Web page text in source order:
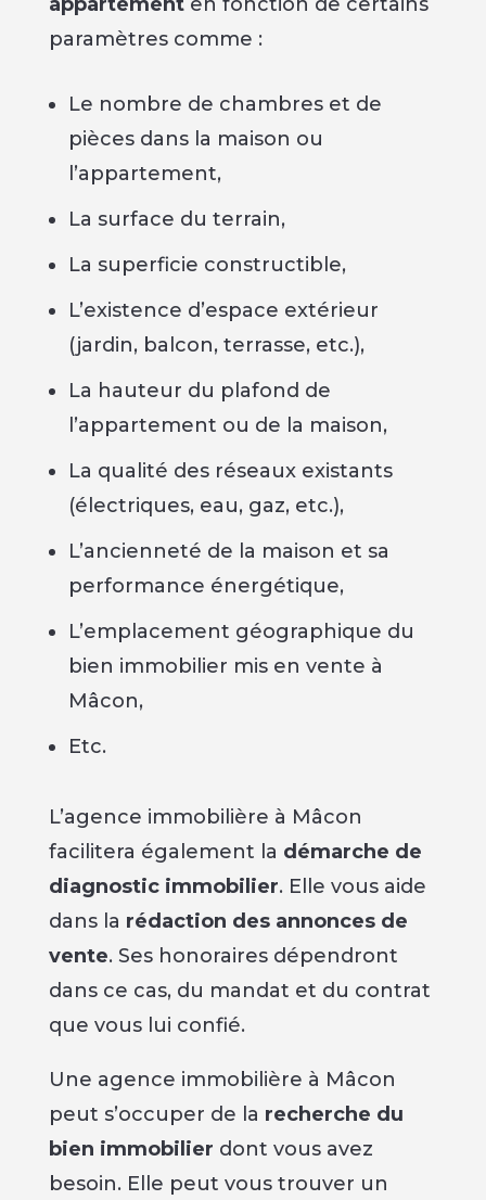
paramètres comme :
Le nombre de chambres et de
pièces dans la maison ou
l’appartement,
La surface du terrain,
La superficie constructible,
L’existence d’espace extérieur
(jardin, balcon, terrasse, etc.),
La hauteur du plafond de
l’appartement ou de la maison,
La qualité des réseaux existants
(électriques, eau, gaz, etc.),
L’ancienneté de la maison et sa
performance énergétique,
L’emplacement géographique du
bien immobilier mis en vente à
Mâcon,
Etc.
L’agence immobilière à Mâcon
facilitera également la démarche de
diagnostic immobilier. Elle vous aide
dans la rédaction des annonces de
vente. Ses honoraires dépendront
dans ce cas, du mandat et du contrat
que vous lui confié.
Une agence immobilière à Mâcon
peut s’occuper de la recherche du
bien immobilier dont vous avez
besoin. Elle peut vous trouver un